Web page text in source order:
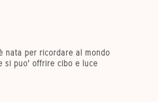
nata per ricordare al mondo
si puo' offrire cibo e luce
nata per ricordare al mondo
si puo' offrire cibo e luce